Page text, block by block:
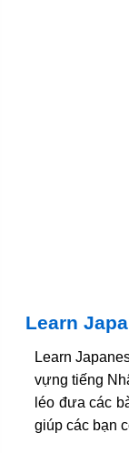
Learn
Learn
vựng tiếng
léo đưa các
giúp các bạn